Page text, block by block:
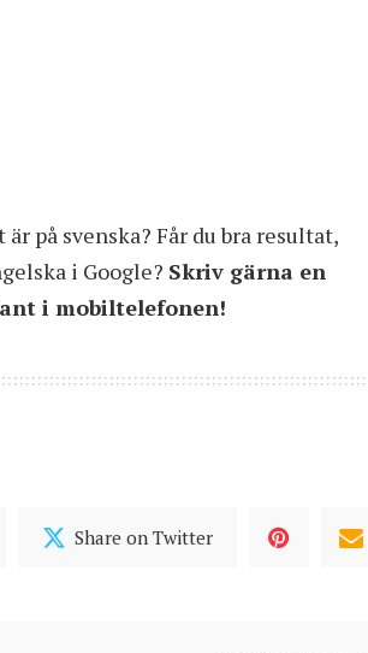
på svenska? Får du bra resultat,
i Google? Skriv gärna en
i mobiltelefonen!
Share on Twitter